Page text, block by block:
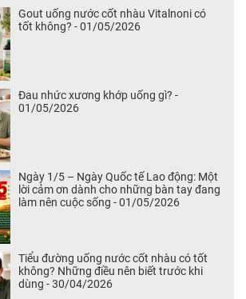
Gout uống nước cốt nhàu Vitalnoni có
tốt không? - 01/05/2026
Đau nhức xương khớp uống gì? -
01/05/2026
Ngày 1/5 – Ngày Quốc tế Lao động: Một
lời cảm ơn dành cho những bàn tay đang
làm nên cuộc sống - 01/05/2026
Tiểu đường uống nước cốt nhàu có tốt
không? Những điều nên biết trước khi
dùng - 30/04/2026